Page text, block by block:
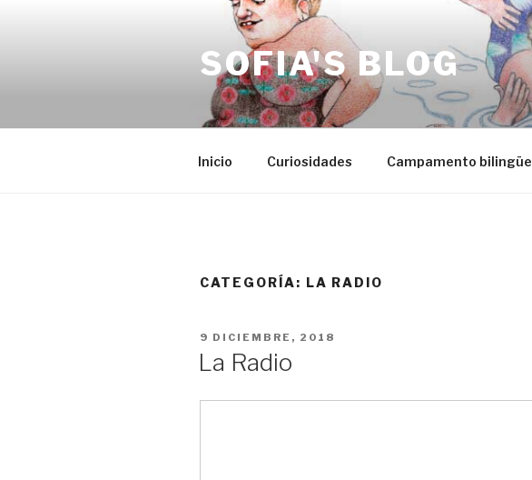
SOFIA'S BLOG
Inicio Curiosidades Campamento bilingüe
CATEGORÍA: LA RADIO
PUBLICADO
9 DICIEMBRE, 2018
La Radio